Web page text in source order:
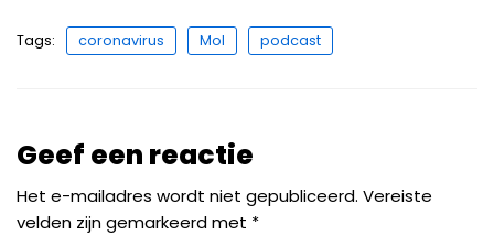
Tags: coronavirus Mol podcast
Geef een reactie
Het e-mailadres wordt niet gepubliceerd. Vereiste
velden zijn gemarkeerd met *